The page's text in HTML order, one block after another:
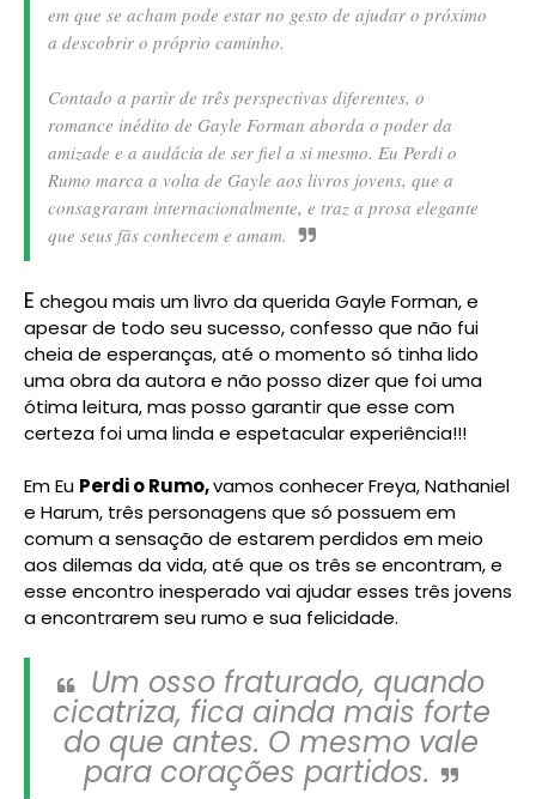
em que se acham pode estar no gesto de ajudar o próximo
a descobrir o próprio caminho.
Contado a partir de três perspectivas diferentes, o
romance inédito de Gayle Forman aborda o poder da
amizade e a audácia de ser fiel a si mesmo. Eu Perdi o
Rumo marca a volta de Gayle aos livros jovens, que a
consagraram internacionalmente, e traz a prosa elegante
que seus fãs conhecem e amam.
E chegou mais um livro da querida Gayle Forman, e
apesar de todo seu sucesso, confesso que não fui
cheia de esperanças, até o momento só tinha lido
uma obra da autora e não posso dizer que foi uma
ótima leitura, mas posso garantir que esse com
certeza foi uma linda e espetacular experiência!!!
Em Eu Perdi o Rumo,vamos conhecer Freya, Nathaniel
e Harum, três personagens que só possuem em
comum a sensação de estarem perdidos em meio
aos dilemas da vida, até que os três se encontram, e
esse encontro inesperado vai ajudar esses três jovens
a encontrarem seu rumo e sua felicidade.
Um osso fraturado, quando
cicatriza, fica ainda mais forte
do que antes. O mesmo vale
para corações partidos.